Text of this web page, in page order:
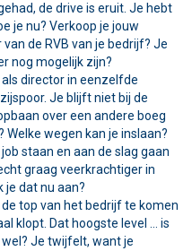
de drive is eruit. Je hebt
je nu? Verkoop je jouw
de RVB van je bedrijf? Je
nog mogelijk zijn?
director in eenzelfde
Je blijft niet bij de
over een andere boeg
Welke wegen kan je inslaan?
staan en aan de slag gaan
graag veerkrachtiger in
je dat nu aan?
top van het bedrijf te komen
klopt. Dat hoogste level … is
Je twijfelt, want je